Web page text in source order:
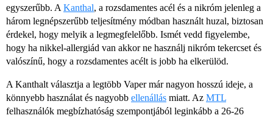
egyszerűbb. A Kanthal, a rozsdamentes acél és a nikróm jelenleg a
három legnépszerűbb teljesítmény módban használt huzal, biztosan
érdekel, hogy melyik a legmegfelelőbb. Ismét vedd figyelembe,
hogy ha nikkel-allergiád van akkor ne használj nikróm tekercset és
valószínű, hogy a rozsdamentes acélt is jobb ha elkerülöd.
A Kanthalt választja a legtöbb Vaper már nagyon hosszú ideje, a
könnyebb használat és nagyobb ellenállás miatt. Az MTL
felhasználók megbízhatóság szempontjából leginkább a 26-26